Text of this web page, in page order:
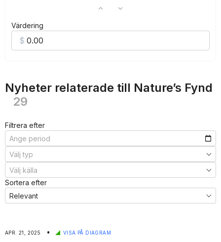
Värdering
Nyheter relaterade till Nature’s Fynd
29
Filtrera efter
Sortera efter
APR. 21, 2025 • VISA PÅ DIAGRAM